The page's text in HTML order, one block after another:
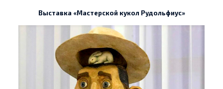
Выставка «Мастерской кукол Рудольфиус»